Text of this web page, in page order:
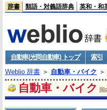
辞書 類語・対義語辞典 英和・和
自動車(光岡自動車) トップ 索引
Weblio 辞書＞ 自動車・バイク ＞
自動車・バイク 国